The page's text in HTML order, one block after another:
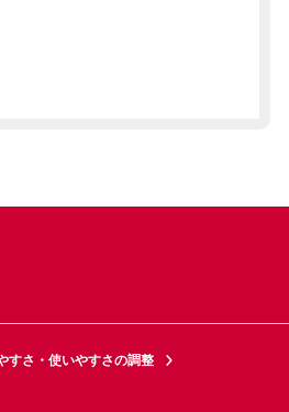
すさ・使いやすさの調整